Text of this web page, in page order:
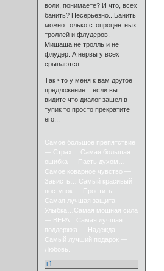
воли, понимаете? И что, всех
банить? Несерьезно...Банить
можно только стопроцентных
троллей и флудеров.
Мишаша не тролль и не
флудер. А нервы у всех
срываются...
Так что у меня к вам другое
предложение... если вы
видите что диалог зашел в
тупик то просто прекратите
его...
Самое большое препятствие
— Страх… Самая большая
ошибка — Пасть духом…
Самое коварное чувство —
Зависть… Самый красивый
поступок — Простить…
Самая лучшая защита —
Улыбка…Самая мощная сила
— ВЕРА…Самая лучшая
поддержка — Надежда…
Самый лучший подарок —
Любовь.
+1